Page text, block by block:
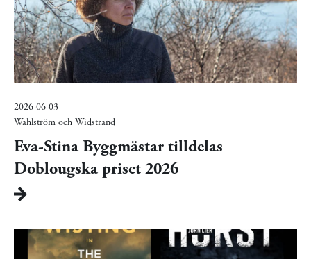
2026-06-03
Wahlström och Widstrand
Eva-Stina Byggmästar tilldelas
Doblougska priset 2026